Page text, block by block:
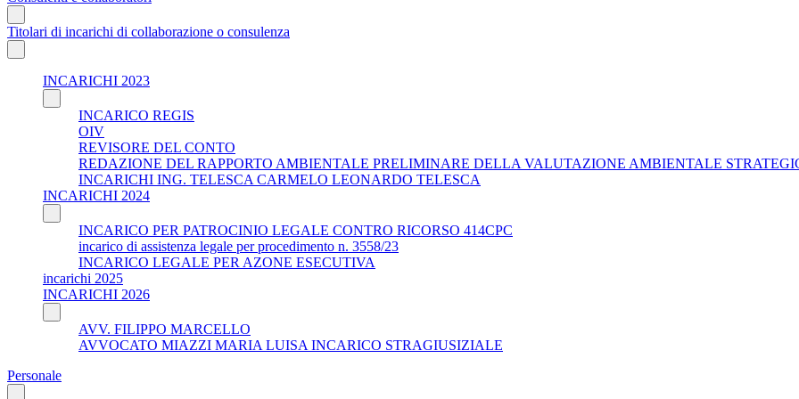
Titolari di incarichi di collaborazione o consulenza
INCARICHI 2023
INCARICO REGIS
OIV
REVISORE DEL CONTO
REDAZIONE DEL RAPPORTO AMBIENTALE PRELIMINARE DELLA VALUTAZIONE AMBIENTALE
INCARICHI ING. TELESCA CARMELO LEONARDO TELESCA
INCARICHI 2024
INCARICO PER PATROCINIO LEGALE CONTRO RICORSO 414CPC
incarico di assistenza legale per procedimento n. 3558/23
INCARICO LEGALE PER AZONE ESECUTIVA
incarichi 2025
INCARICHI 2026
AVV. FILIPPO MARCELLO
AVVOCATO MIAZZI MARIA LUISA INCARICO STRAGIUSIZIALE
Personale